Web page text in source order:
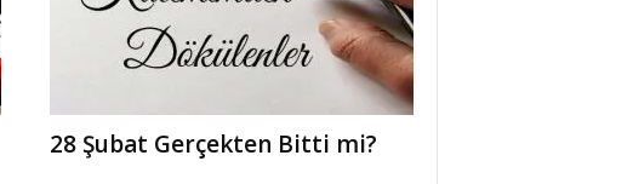
28 Şubat Gerçekten Bitti mi?